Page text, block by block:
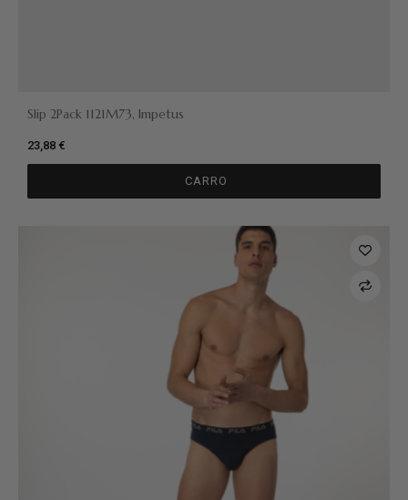
Slip 2Pack 1121M73, Impetus
23,88 €
CARRO